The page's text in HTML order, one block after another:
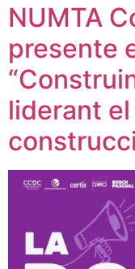
NUMTA
presente
liderant